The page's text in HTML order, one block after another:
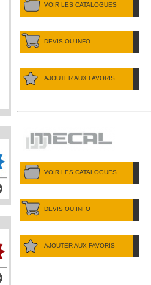
VOIR LES CATALOGUES
DEVIS OU INFO
AJOUTER AUX FAVORIS
VOIR LES CATALOGUES
DEVIS OU INFO
AJOUTER AUX FAVORIS